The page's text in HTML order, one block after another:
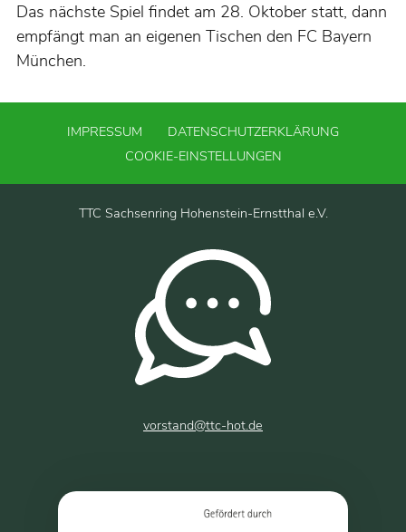
Das nächste Spiel findet am 28. Oktober statt, dann
empfängt man an eigenen Tischen den FC Bayern
München.
IMPRESSUM
DATENSCHUTZERKLÄRUNG
COOKIE-EINSTELLUNGEN
TTC Sachsenring Hohenstein-Ernstthal e.V.
vorstand@ttc-hot.de